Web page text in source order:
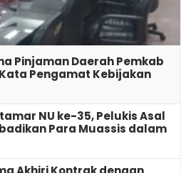
Pinjaman Daerah Pemkab
Pengamat Kebijakan
NU ke-35, Pelukis Asal
Para Muassis dalam